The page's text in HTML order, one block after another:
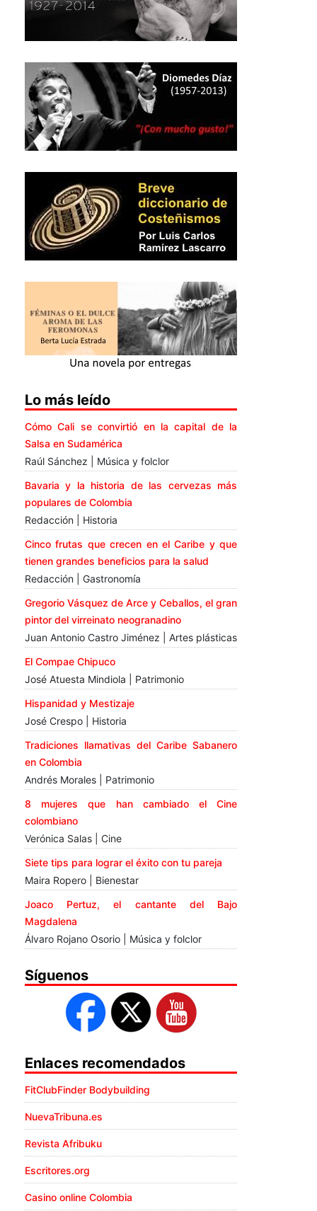
Lo más leído
Cómo Cali se convirtió en la capital de la
Salsa en Sudamérica
Raúl Sánchez | Música y folclor
Bavaria y la historia de las cervezas más
populares de Colombia
Redacción | Historia
Cinco frutas que crecen en el Caribe y que
tienen grandes beneficios para la salud
Redacción | Gastronomía
Gregorio Vásquez de Arce y Ceballos, el gran
pintor del virreinato neogranadino
Juan Antonio Castro Jiménez | Artes plásticas
El Compae Chipuco
José Atuesta Mindiola | Patrimonio
Hispanidad y Mestizaje
José Crespo | Historia
Tradiciones llamativas del Caribe Sabanero
en Colombia
Andrés Morales | Patrimonio
8 mujeres que han cambiado el Cine
colombiano
Verónica Salas | Cine
Siete tips para lograr el éxito con tu pareja
Maira Ropero | Bienestar
Joaco Pertuz, el cantante del Bajo
Magdalena
Álvaro Rojano Osorio | Música y folclor
Síguenos
Enlaces recomendados
FitClubFinder Bodybuilding
NuevaTribuna.es
Revista Afribuku
Escritores.org
Casino online Colombia